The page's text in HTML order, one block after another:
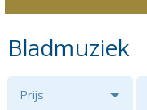
Bladmuziek
Prijs